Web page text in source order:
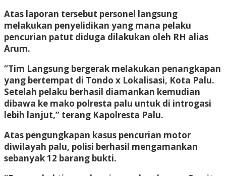
Atas laporan tersebut personel langsung
melakukan penyelidikan yang mana pelaku
pencurian patut diduga dilakukan oleh RH alias
Arum.
“Tim Langsung bergerak melakukan penangkapan
yang bertempat di Tondo x Lokalisasi, Kota Palu.
Setelah pelaku berhasil diamankan kemudian
dibawa ke mako polresta palu untuk di introgasi
lebih lanjut,” terang Kapolresta Palu.
Atas pengungkapan kasus pencurian motor
diwilayah palu, polisi berhasil mengamankan
sebanyak 12 barang bukti.